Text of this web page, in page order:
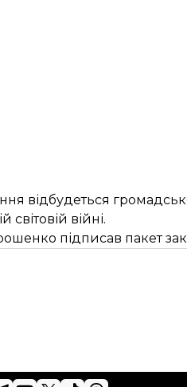
відбудеться
світовій війні.
підписав пакет